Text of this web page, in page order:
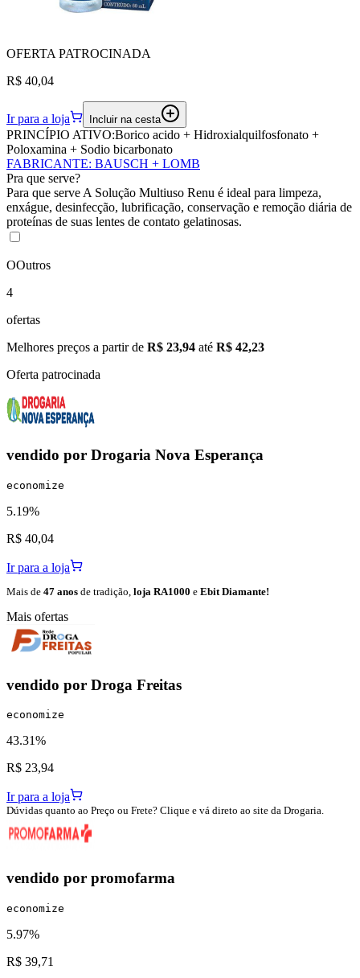
OFERTA PATROCINADA
R$ 40,04
Ir para a loja Incluir na cesta
PRINCÍPIO ATIVO:Borico acido + Hidroxialquilfosfonato +
Poloxamina + Sodio bicarbonato
FABRICANTE: BAUSCH + LOMB
Pra que serve?
Para que serve A Solução Multiuso Renu é ideal para limpeza,
enxágue, desinfecção, lubrificação, conservação e remoção diária de
proteínas de suas lentes de contato gelatinosas.
OOutros
4
ofertas
Melhores preços a partir de R$ 23,94 até R$ 42,23
Oferta patrocinada
vendido por Drogaria Nova Esperança
economize
5.19%
R$ 40,04
Ir para a loja
Mais de 47 anos de tradição, loja RA1000 e Ebit Diamante!
Mais ofertas
vendido por Droga Freitas
economize
43.31%
R$ 23,94
Ir para a loja
Dúvidas quanto ao Preço ou Frete? Clique e vá direto ao site da Drogaria.
vendido por promofarma
economize
5.97%
R$ 39,71